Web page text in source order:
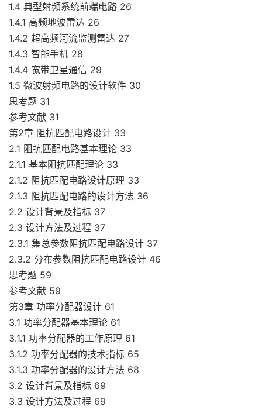
1.4 典型射频系统前端电路 26
1.4.1 高频地波雷达 26
1.4.2 超高频河流监测雷达 27
1.4.3 智能手机 28
1.4.4 宽带卫星通信 29
1.5 微波射频电路的设计软件 30
思考题 31
参考文献 31
第2章 阻抗匹配电路设计 33
2.1 阻抗匹配电路基本理论 33
2.1.1 基本阻抗匹配理论 33
2.1.2 阻抗匹配电路设计原理 33
2.1.3 阻抗匹配电路的设计方法 36
2.2 设计背景及指标 37
2.3 设计方法及过程 37
2.3.1 集总参数阻抗匹配电路设计 37
2.3.2 分布参数阻抗匹配电路设计 46
思考题 59
参考文献 59
第3章 功率分配器设计 61
3.1 功率分配器基本理论 61
3.1.1 功率分配器的工作原理 61
3.1.2 功率分配器的技术指标 65
3.1.3 功率分配器的设计方法 68
3.2 设计背景及指标 69
3.3 设计方法及过程 69